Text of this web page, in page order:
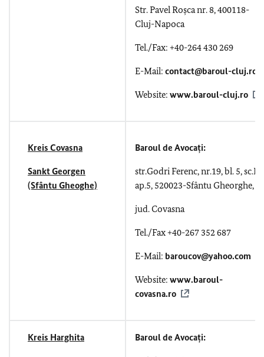
Str. Pavel Roșca nr. 8,400118-
Cluj-Napoca
Tel./Fax: +40-264 430 269
E-Mail: contact@baroul-cluj.ro
Website: www.baroul-cluj.ro
Kreis Covasna
Sankt Georgen
(Sfântu Gheoghe)
Baroul de Avocați:
str.Godri Ferenc, nr.19, bl. 5, sc.B,
ap.5, 520023-Sfântu Gheorghe,
jud. Covasna
Tel./Fax +40-267 352 687
E-Mail: baroucov@yahoo.com
Website: www.baroul-
covasna.ro
Kreis Harghita Baroul de Avocați: